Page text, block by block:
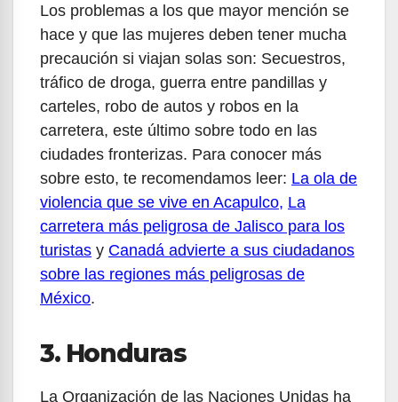
Los problemas a los que mayor mención se
hace y que las mujeres deben tener mucha
precaución si viajan solas son: Secuestros,
tráfico de droga, guerra entre pandillas y
carteles, robo de autos y robos en la
carretera, este último sobre todo en las
ciudades fronterizas. Para conocer más
sobre esto, te recomendamos leer: La ola de
violencia que se vive en Acapulco, La
carretera más peligrosa de Jalisco para los
turistas y Canadá advierte a sus ciudadanos
sobre las regiones más peligrosas de
México.
3. Honduras
La Organización de las Naciones Unidas ha